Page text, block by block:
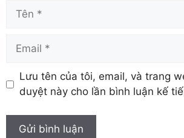
Tên
Email
Lưu tên của tôi, email, và trang
duyệt này cho lần bình luận kế